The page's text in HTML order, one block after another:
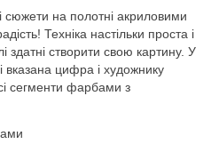
сюжети на полотні акриловими
Техніка настільки проста і
здатні створити свою картину. У
вказана цифра і художнику
сегменти фарбами з